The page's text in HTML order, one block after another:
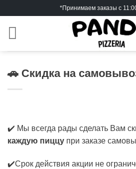
to
content
*Принимаем заказы с
🚗 Скидка на
✔️ Мы всегда рады сделать Вам
каждую пиццу при заказе
✔️Срок действия акции не